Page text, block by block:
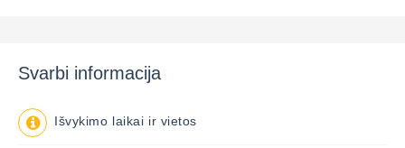
Svarbi informacija
Išvykimo laikai ir vietos